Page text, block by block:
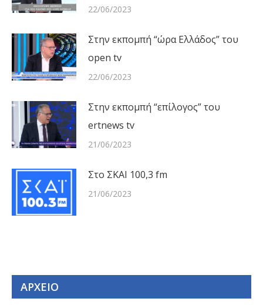
22/06/2023
Στην εκπομπή “ώρα Ελλάδος” του
open tv
22/06/2023
Στην εκπομπή “επίλογος” του
ertnews tv
21/06/2023
Στο ΣΚΑΙ 100,3 fm
21/06/2023
ΑΡΧΕΙΟ